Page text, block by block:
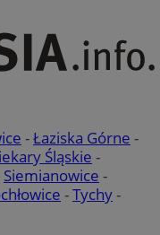
-Łaziska Górne -
Śląskie -
Siemianowice -
-Tychy-